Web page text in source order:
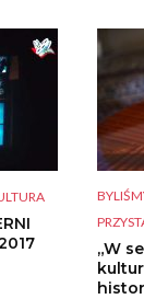
„W